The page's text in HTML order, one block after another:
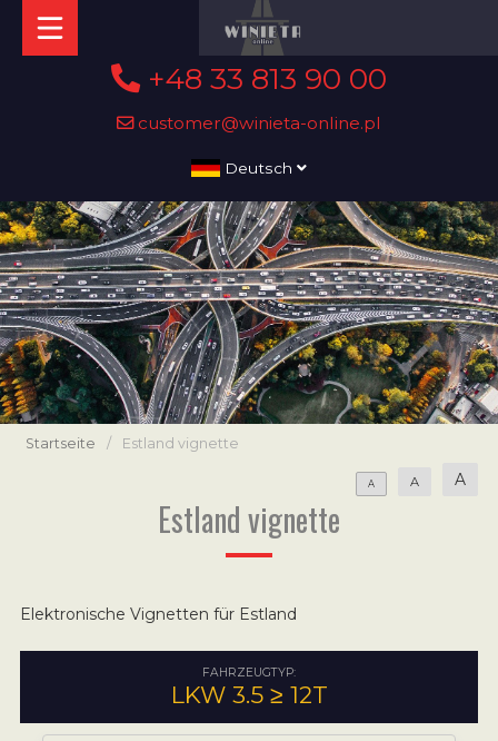
+48 33 813 90 00
customer@winieta-online.pl
Deutsch
Startseite / Estland vignette
A A A
Estland vignette
Elektronische Vignetten für Estland
FAHRZEUGTYP:
LKW 3.5 ≥ 12T